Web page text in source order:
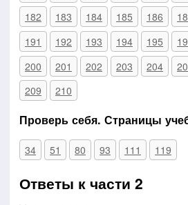
182
183 184 185 186
191
192 193 194 195
200
201 202 203 204
209
210
Проверь себя. Страницы
34 51 80 93 111 119
Ответы к части 2